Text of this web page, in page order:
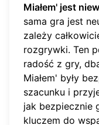
Miałem' jest
sama gra jest
zależy
rozgrywki. Ten
radość z gry,
Miałem' były
szacunku i
jak bezpiecznie
kluczem do